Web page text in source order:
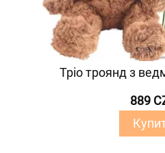
Тріо троянд з
889